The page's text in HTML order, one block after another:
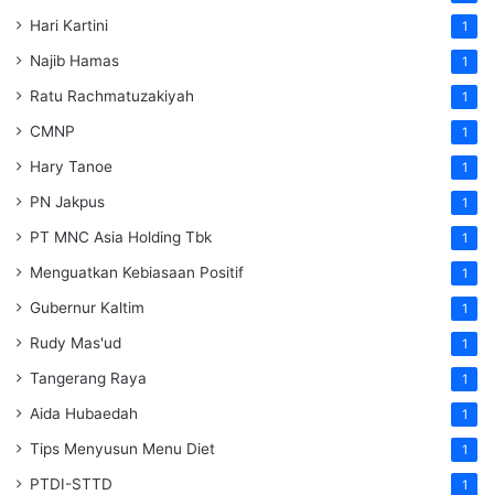
Hari Kartini 1
Najib Hamas 1
Ratu Rachmatuzakiyah 1
CMNP 1
Hary Tanoe 1
PN Jakpus 1
PT MNC Asia Holding Tbk 1
Menguatkan Kebiasaan Positif 1
Gubernur Kaltim 1
Rudy Mas'ud 1
Tangerang Raya 1
Aida Hubaedah 1
Tips Menyusun Menu Diet 1
PTDI-STTD 1